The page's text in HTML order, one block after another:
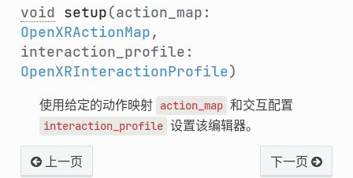
void setup(action_map:
OpenXRActionMap,
interaction_profile:
OpenXRInteractionProfile)
使用给定的动作映射 action_map 和交互配置
interaction_profile 设置该编辑器。
上一页 下一页